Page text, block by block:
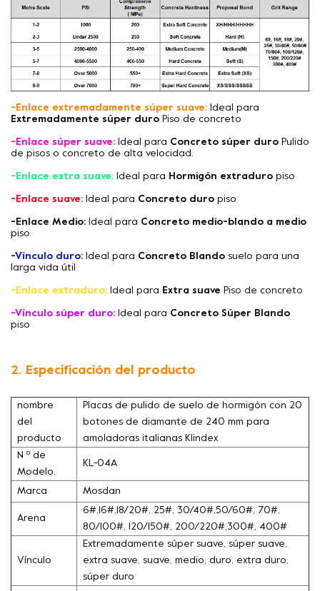
-Enlace extremadamente súper suave: Ideal para
Extremadamente súper duro Piso de concreto
-Enlace súper suave: Ideal para Concreto súper duro Pulido
de pisos o concreto de alta velocidad.
-Enlace extra suave: Ideal para Hormigón extraduro piso
-Enlace suave: Ideal para Concreto duro piso
-Enlace Medio: Ideal para Concreto medio-blando a medio
piso
-Vínculo duro: Ideal para Concreto Blando suelo para una
larga vida útil
-Enlace extraduro: Ideal para Extra suave Piso de concreto
-Vínculo súper duro: Ideal para Concreto Súper Blando
piso
2. Especificación del producto
nombre
del
producto
Placas de pulido de suelo de hormigón con 20
botones de diamante de 240 mm para
amoladoras italianas Klindex
N º de
Modelo.
KL-04A
Marca Mosdan
Arena
6#,16#,18/20#, 25#, 30/40#,50/60#, 70#,
80/100#, 120/150#, 200/220#,300#, 400#
Vínculo
Extremadamente súper suave, súper suave,
extra suave, suave, medio, duro, extra duro,
súper duro